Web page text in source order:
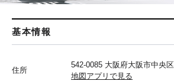
基本情報
住所
542-0085 大阪府大阪市中央
地図アプリで見る